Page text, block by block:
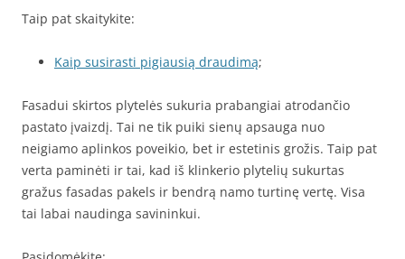
Taip pat skaitykite:
Kaip susirasti pigiausią draudimą;
Fasadui skirtos plytelės sukuria prabangiai atrodančio
pastato įvaizdį. Tai ne tik puiki sienų apsauga nuo
neigiamo aplinkos poveikio, bet ir estetinis grožis. Taip pat
verta paminėti ir tai, kad iš klinkerio plytelių sukurtas
gražus fasadas pakels ir bendrą namo turtinę vertę. Visa
tai labai naudinga savininkui.